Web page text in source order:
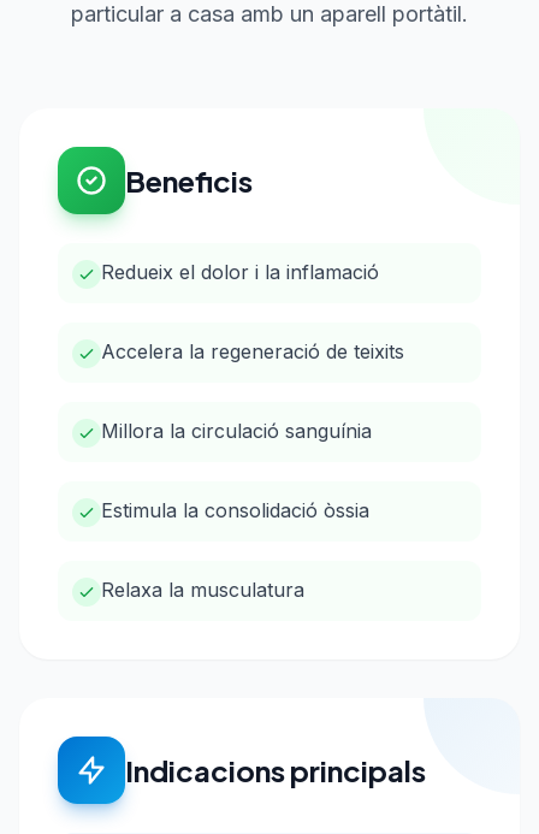
particular a casa amb un aparell portàtil.
Beneficis
Redueix el dolor i la inflamació
Accelera la regeneració de teixits
Millora la circulació sanguínia
Estimula la consolidació òssia
Relaxa la musculatura
Indicacions principals